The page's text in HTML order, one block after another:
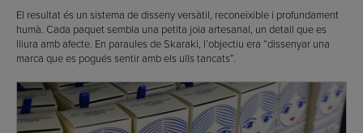
El resultat és un sistema de disseny versàtil, reconeixible i profundament
humà. Cada paquet sembla una petita joia artesanal, un detall que es
lliura amb afecte. En paraules de Skaraki, l’objectiu era “dissenyar una
marca que es pogués sentir amb els ulls tancats”.